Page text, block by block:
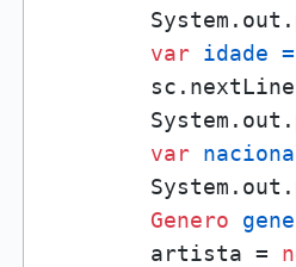
var idade =
var
Genero
        artista =